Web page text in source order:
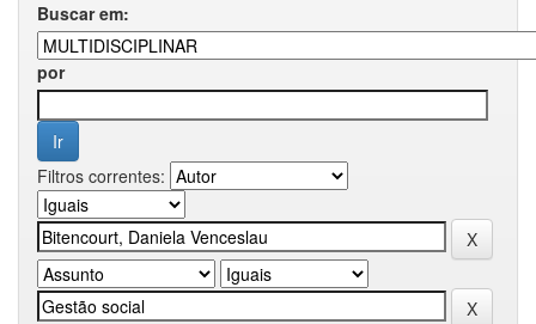
Buscar em:
por
Filtros correntes: